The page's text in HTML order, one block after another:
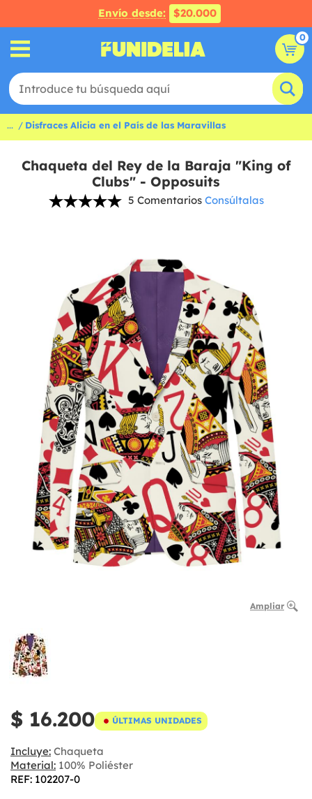
Envío desde: $20.000
0
... Disfraces Alicia en el País de las Maravillas
Chaqueta del Rey de la Baraja "King of
Clubs" - Opposuits
5 Comentarios Consúltalas
Ampliar
$ 16.200 ÚLTIMAS UNIDADES
Incluye: Chaqueta
Material: 100% Poliéster
REF: 102207-0